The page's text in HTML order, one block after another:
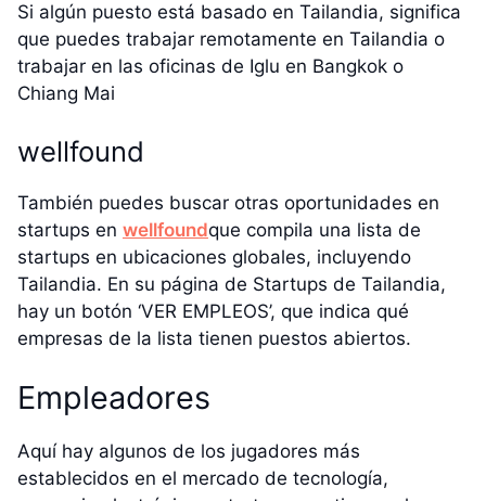
Si algún puesto está basado en Tailandia, significa
que puedes trabajar remotamente en Tailandia o
trabajar en las oficinas de Iglu en Bangkok o
Chiang Mai
wellfound
También puedes buscar otras oportunidades en
startups en wellfoundque compila una lista de
startups en ubicaciones globales, incluyendo
Tailandia. En su página de Startups de Tailandia,
hay un botón ‘VER EMPLEOS’, que indica qué
empresas de la lista tienen puestos abiertos.
Empleadores
Aquí hay algunos de los jugadores más
establecidos en el mercado de tecnología,